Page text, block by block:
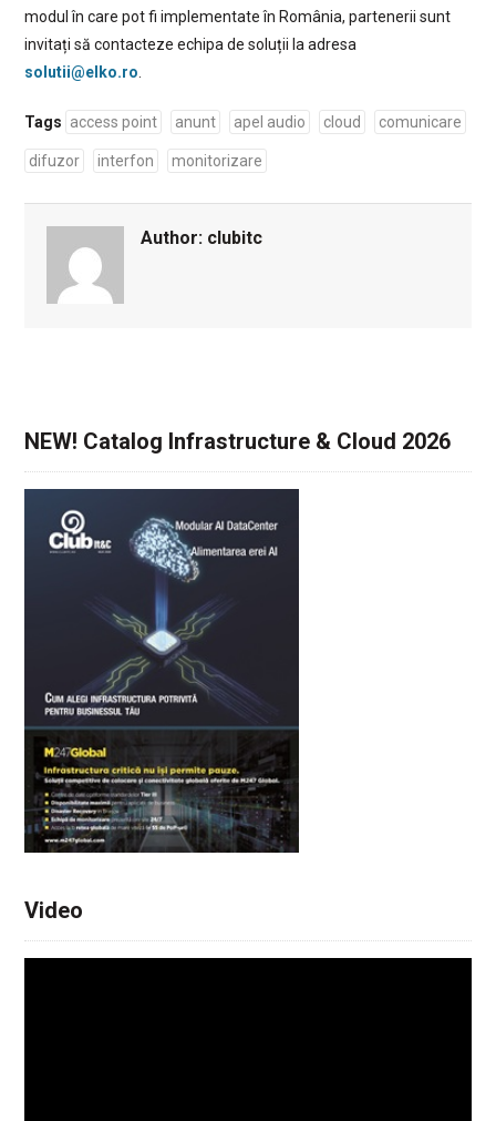
modul în care pot fi implementate în România, partenerii sunt
invitați să contacteze echipa de soluții la adresa
solutii@elko.ro.
Tags access point anunt apel audio cloud comunicare
difuzor interfon monitorizare
Author: clubitc
NEW! Catalog Infrastructure & Cloud 2026
Video